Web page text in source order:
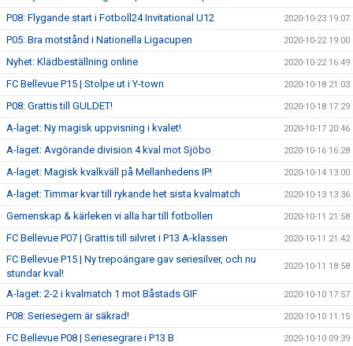
P08: Flygande start i Fotboll24 Invitational U12 2020-10-23 19:07
P05: Bra motstånd i Nationella Ligacupen 2020-10-22 19:00
Nyhet: Klädbeställning online 2020-10-22 16:49
FC Bellevue P15 | Stolpe ut i Y-town 2020-10-18 21:03
P08: Grattis till GULDET! 2020-10-18 17:29
A-laget: Ny magisk uppvisning i kvalet! 2020-10-17 20:46
A-laget: Avgörande division 4 kval mot Sjöbo 2020-10-16 16:28
A-laget: Magisk kvalkväll på Mellanhedens IP! 2020-10-14 13:00
A-laget: Timmar kvar till rykande het sista kvalmatch 2020-10-13 13:36
Gemenskap & kärleken vi alla har till fotbollen 2020-10-11 21:58
FC Bellevue P07 | Grattis till silvret i P13 A-klassen 2020-10-11 21:42
FC Bellevue P15 | Ny trepoängare gav seriesilver, och nu
stundar kval!
2020-10-11 18:58
A-laget: 2-2 i kvalmatch 1 mot Båstads GIF 2020-10-10 17:57
P08: Seriesegern är säkrad! 2020-10-10 11:15
FC Bellevue P08 | Seriesegrare i P13 B 2020-10-10 09:39